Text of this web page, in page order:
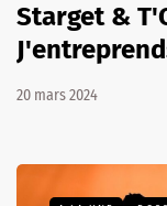
Starget &
20 mars 2024